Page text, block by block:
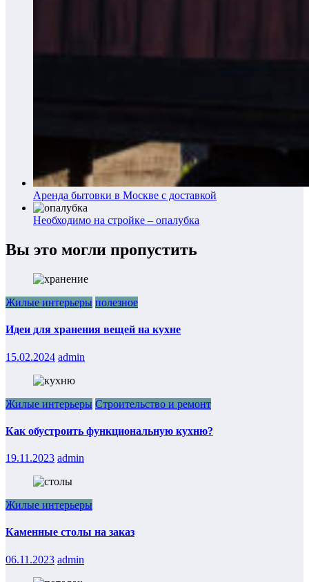
Аренда бытовки в Москве с доставкой
Необходимо на стройке – опалубка
Вы это могли пропустить
Жилые интерьеры полезное
Идеи для хранения вещей на кухне
15.02.2024 admin
Жилые интерьеры Строительство и ремонт
Как обустроить функциональную кухню?
19.11.2023 admin
Жилые интерьеры
Каменные столы на заказ
06.11.2023 admin